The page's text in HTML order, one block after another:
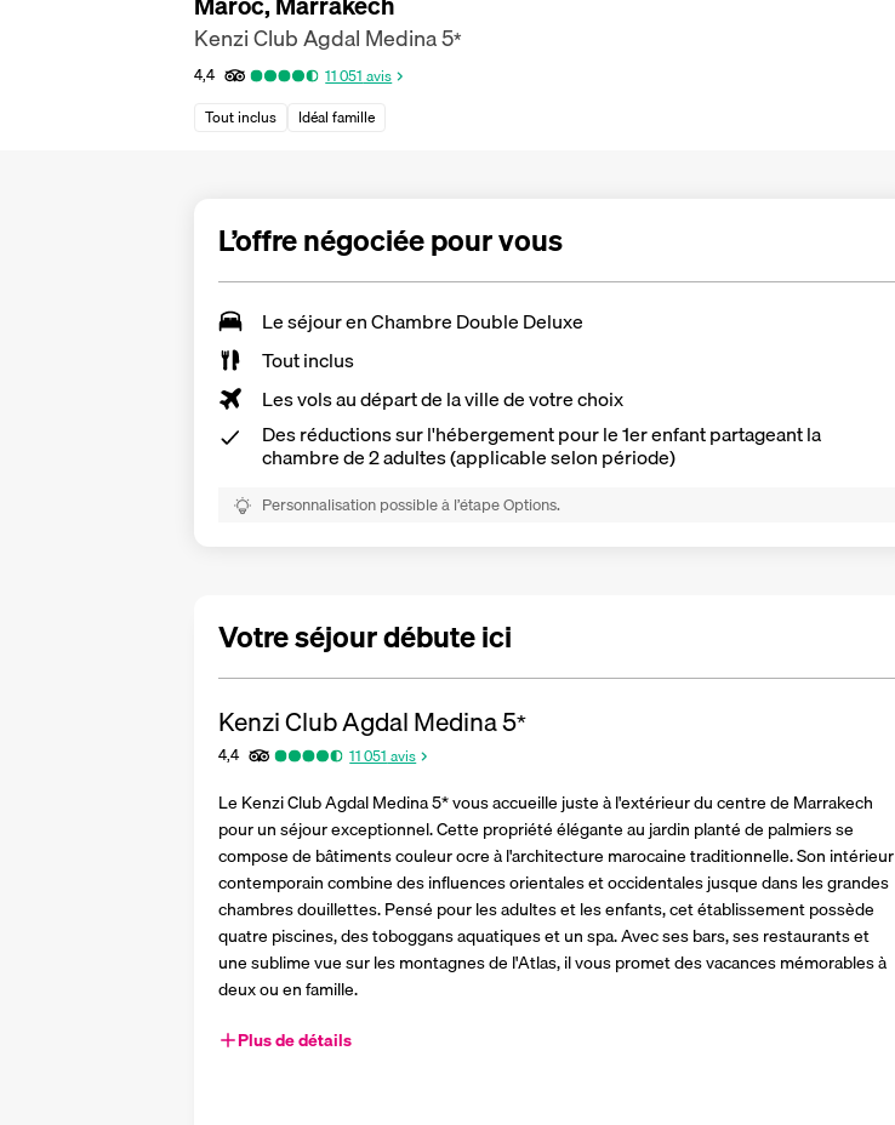
Kenzi Club Agdal Medina5*
4,4 11 051 avis
Tout inclus
Idéal famille
L’offre négociée pour vous
Le séjour enChambre Double Deluxe
Tout inclus
Les vols au départ de la ville de votre choix
Des réductions sur l'hébergement pour le 1er enfant partageant la
chambre de 2 adultes (applicable selon période)
Personnalisation possible à l’étape Options.
Votre séjour débute ici
Kenzi Club Agdal Medina5*
4,4 11 051 avis
Le Kenzi Club Agdal Medina 5* vous accueille juste à l'extérieur du centre de Marrakech
pour un séjour exceptionnel. Cette propriété élégante au jardin planté de palmiers se
compose de bâtiments couleur ocre à l'architecture marocaine traditionnelle. Son intérieur
contemporain combine des influences orientales et occidentales jusque dans les grandes
chambres douillettes. Pensé pour les adultes et les enfants, cet établissement possède
quatre piscines, des toboggans aquatiques et un spa. Avec ses bars, ses restaurants et
une sublime vue sur les montagnes de l'Atlas, il vous promet des vacances mémorables à
deux ou en famille.
Plus de détails